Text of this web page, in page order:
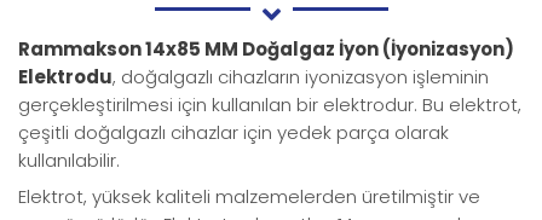
Rammakson 14x85 MM Doğalgaz İyon (İyonizasyon)
Elektrodu, doğalgazlı cihazların iyonizasyon işleminin
gerçekleştirilmesi için kullanılan bir elektrodur. Bu elektrot,
çeşitli doğalgazlı cihazlar için yedek parça olarak
kullanılabilir.
Elektrot, yüksek kaliteli malzemelerden üretilmiştir ve